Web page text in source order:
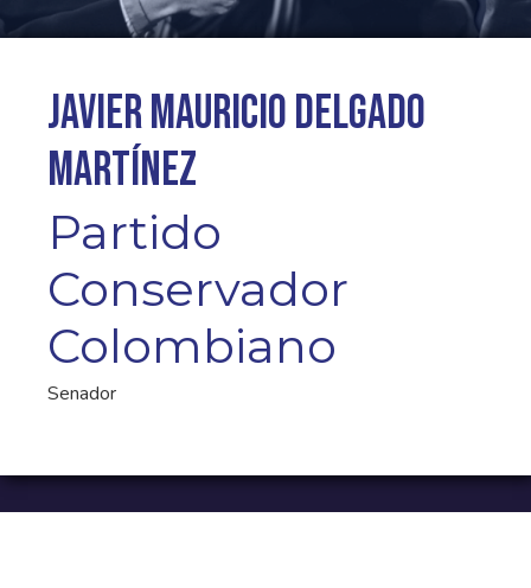
Javier Mauricio Delgado
Martínez
Partido
Conservador
Colombiano
Senador